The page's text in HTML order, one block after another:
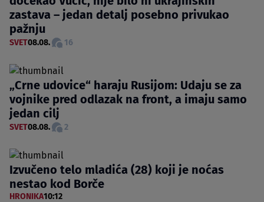
zastava – jedan detalj posebno privukao
pažnju
SVET08.08. 16
„Crne udovice“ haraju Rusijom: Udaju se za
vojnike pred odlazak na front, a imaju samo
jedan cilj
SVET08.08. 2
Izvučeno telo mladića (28) koji je noćas
nestao kod Borče
HRONIKA10:12